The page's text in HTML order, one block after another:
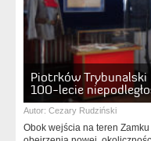
Piotrków Trybunalski
100-lecie
Autor: Cezary Rudziński
Obok wejścia na teren